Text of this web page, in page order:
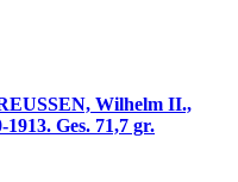
Wilhelm II.,
Ges. 71,7 gr.